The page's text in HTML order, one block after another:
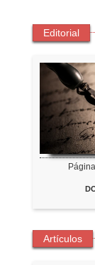
Editorial
Artículos